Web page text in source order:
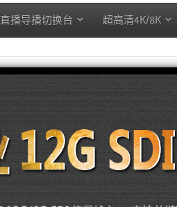
直播导播切换台 超高清4K/8K